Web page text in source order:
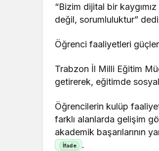
“Bizim dijital bir
değil, sorumluluktur”
Öğrenci faaliyetleri
Trabzon İl Milli Eğitim
getirerek, eğitimde
Öğrencilerin kulüp
farklı alanlarda gelişim
akademik başarılarının
.